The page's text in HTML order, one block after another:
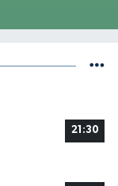
21:30